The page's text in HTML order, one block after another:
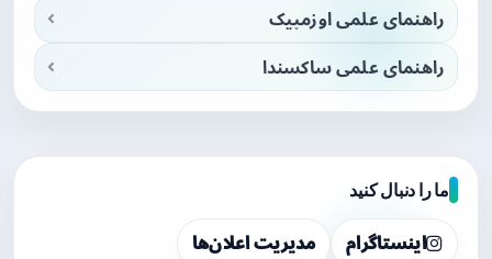
راهنمای علمی اوزمپیک
راهنمای علمی ساکسندا
ما را دنبال کنید
اینستاگرام مدیریت اعلان‌ها